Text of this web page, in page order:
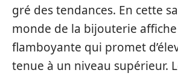
gré des tendances. En cette
monde de la bijouterie
flamboyante qui promet
tenue à un niveau supérieur.